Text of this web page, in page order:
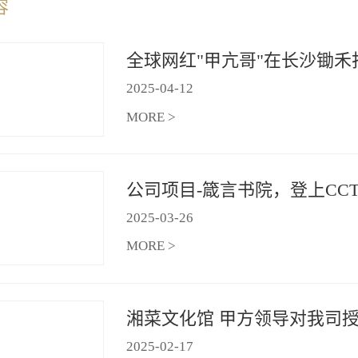
2025-04-12
MORE >
2025-03-26
MORE >
湘菜文化馆 甲方领导对我司
2025-02-17